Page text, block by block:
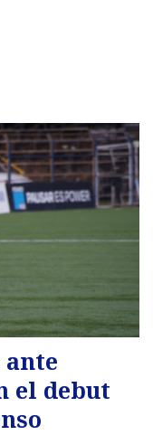
ante
el debut